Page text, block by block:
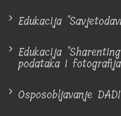
Edukacija
Edukacija
podataka i
Osposobljavanje